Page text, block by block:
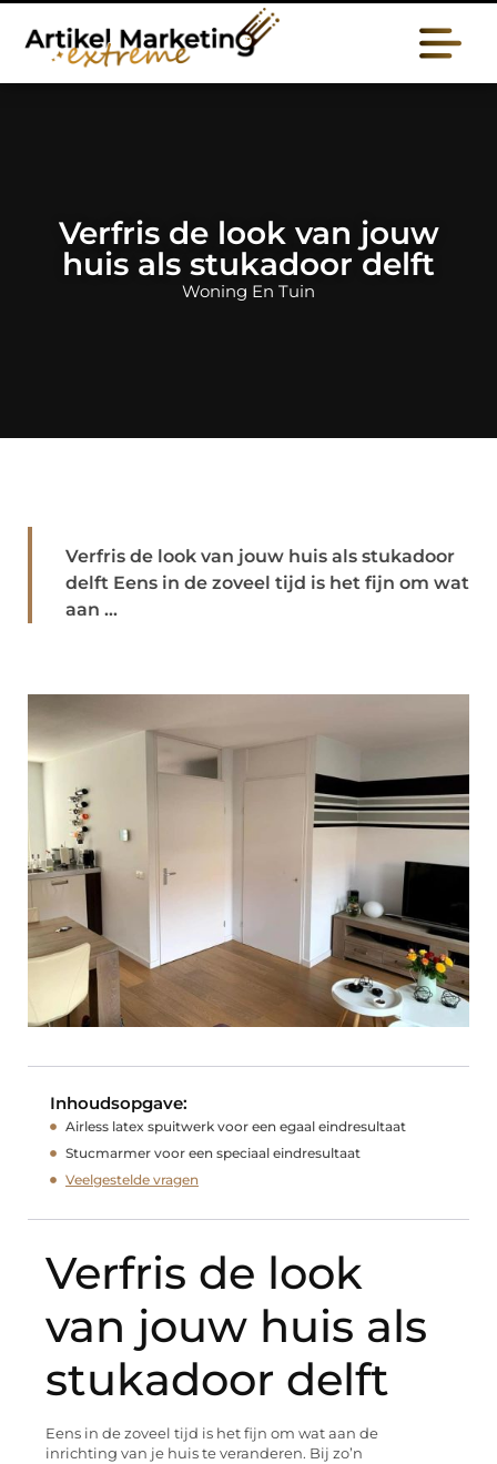
Verfris de look van jouw
huis als stukadoor delft
Woning En Tuin
Verfris de look van jouw huis als stukadoor
delft Eens in de zoveel tijd is het fijn om wat
aan ...
Inhoudsopgave:
Airless latex spuitwerk voor een egaal eindresultaat
Stucmarmer voor een speciaal eindresultaat
Veelgestelde vragen
Verfris de look
van jouw huis als
stukadoor delft
Eens in de zoveel tijd is het fijn om wat aan de
inrichting van je huis te veranderen. Bij zo’n